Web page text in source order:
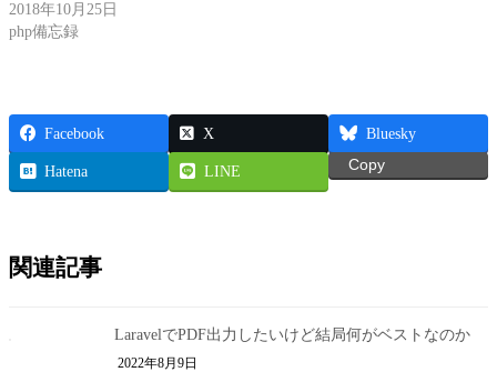
2018年10月25日
php備忘録
Facebook X Bluesky
Hatena LINE Copy
関連記事
LaravelでPDF出力したいけど結局何がベストなのか
2022年8月9日